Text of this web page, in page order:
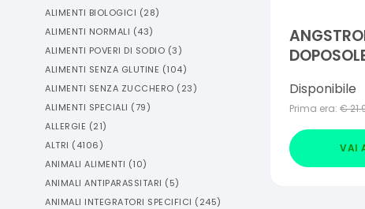
ALIMENTI BIOLOGICI (28)
ALIMENTI NORMALI (43)
ALIMENTI POVERI DI SODIO (3)
ALIMENTI SENZA GLUTINE (104)
ALIMENTI SENZA ZUCCHERO (23)
ALIMENTI SPECIALI (79)
ALLERGIE (21)
ALTRI (4106)
ANIMALI ALIMENTI (10)
ANIMALI ANTIPARASSITARI (5)
ANIMALI INTEGRATORI SPECIFICI (245)
Disponibile
Prima era: €
VAI